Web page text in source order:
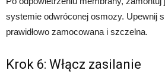
systemie odwróconej osmozy. Upewnij
prawidłowo zamocowana i szczelna.
Krok 6: Włącz zasilanie